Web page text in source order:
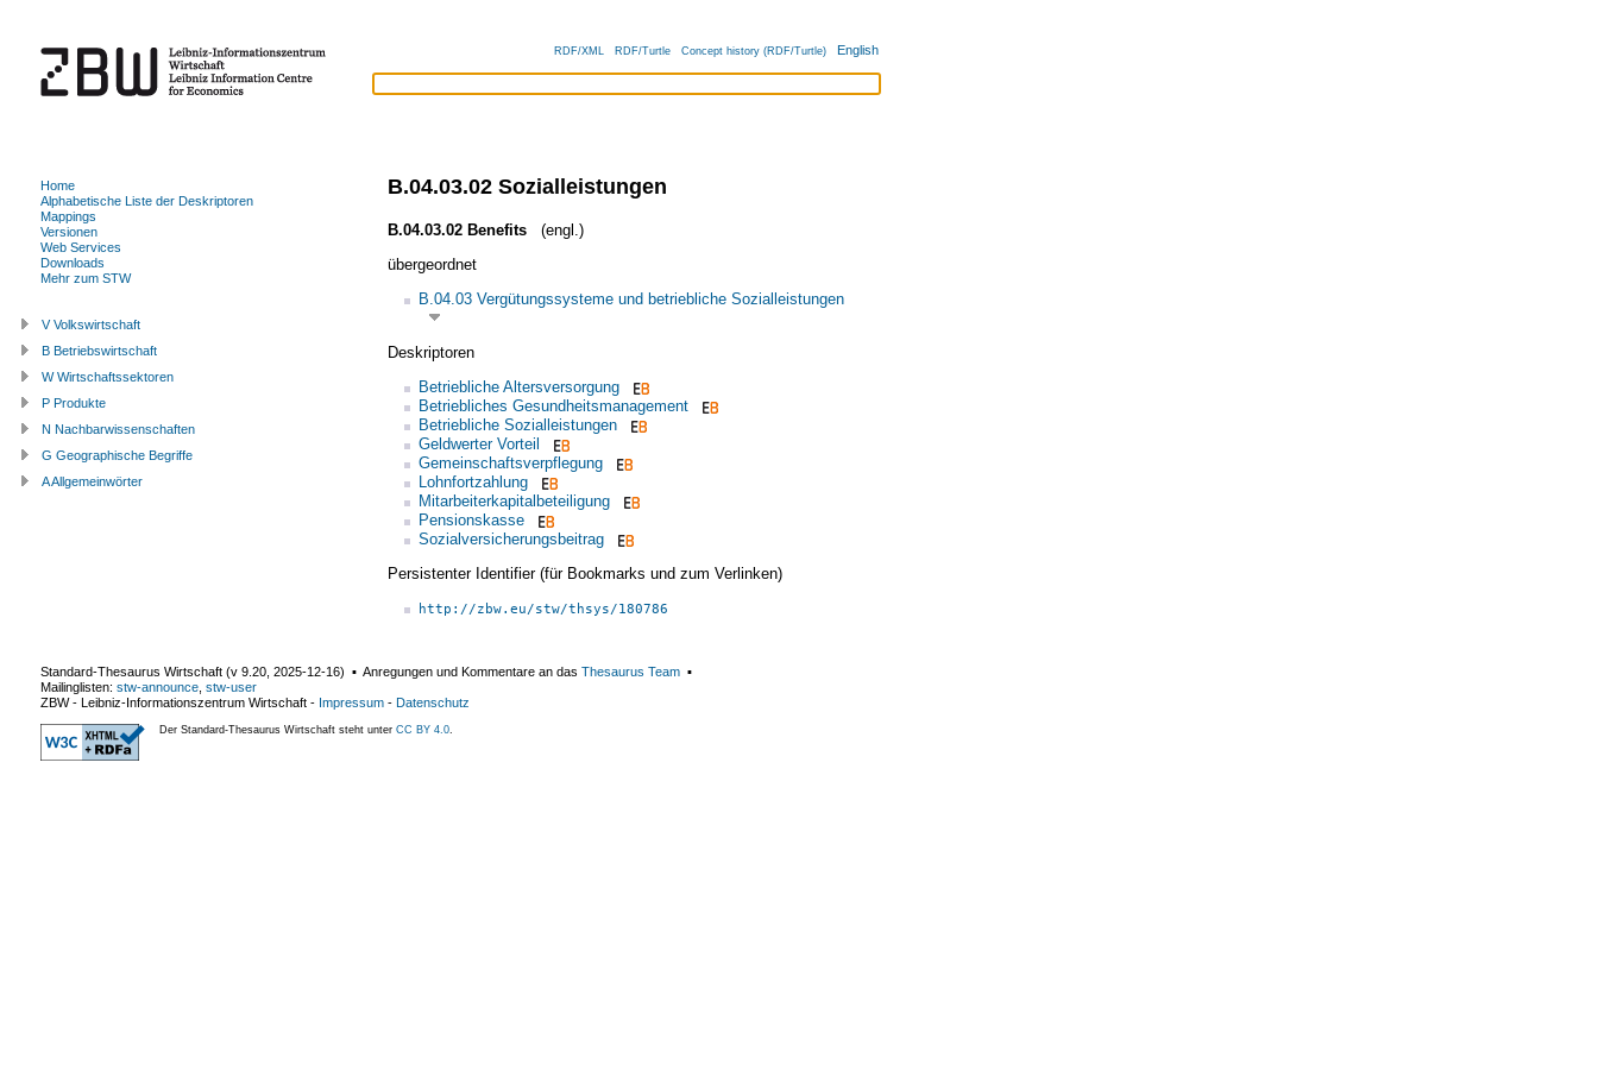
RDF/XML RDF/Turtle Concept history (RDF/Turtle) English
B.04.03.02 Sozialleistungen
B.04.03.02 Benefits
(engl.)
übergeordnet
B.04.03 Vergütungssysteme und betriebliche Sozialleistungen
Deskriptoren
Betriebliche Altersversorgung
Betriebliches Gesundheitsmanagement
Betriebliche Sozialleistungen
Geldwerter Vorteil
Gemeinschaftsverpflegung
Lohnfortzahlung
Mitarbeiterkapitalbeteiligung
Pensionskasse
Sozialversicherungsbeitrag
Persistenter Identifier (für Bookmarks und zum Verlinken)
http://zbw.eu/stw/thsys/180786
Home
Alphabetische Liste der Deskriptoren
Mappings
Versionen
Web Services
Downloads
Mehr zum STW
V Volkswirtschaft
B Betriebswirtschaft
W Wirtschaftssektoren
P Produkte
N Nachbarwissenschaften
G Geographische Begriffe
A Allgemeinwörter
Standard-Thesaurus Wirtschaft (v 9.20 2025-12-16) ▪ Anregungen und Kommentare an das Thesaurus Team ▪
Mailinglisten: stw-announce stw-user
ZBW - Leibniz-Informationszentrum Wirtschaft - Impressum - Datenschutz
Der Standard-Thesaurus Wirtschaft steht unter CC BY 4.0